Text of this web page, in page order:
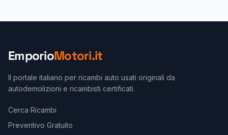
EmporioMotori.it
Il portale italiano per ricambi auto usati originali da
autodemolizioni e ricambisti certificati.
Cerca Ricambi
Preventivo Gratuito